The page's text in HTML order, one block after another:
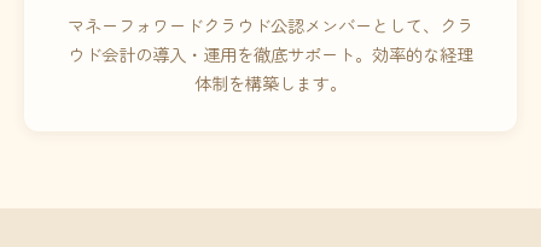
マネーフォワードクラウド公認メンバーとして、クラ
ウド会計の導入・運用を徹底サポート。効率的な経理
体制を構築します。